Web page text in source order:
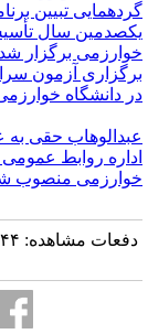
تبیین
سال
برگزار شد
آزمون
دانشگاه خوارزمی
حقی به
روابط عمومی
منصوب شد
دفعات مشاهده: ۹۴۴۴ بار |